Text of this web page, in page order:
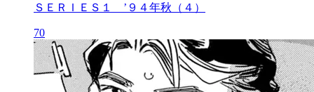
ＳＥＲＩＥＳ１ ’９４年秋（４）
70